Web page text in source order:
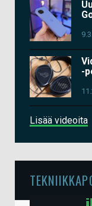
-
Lisää videoita